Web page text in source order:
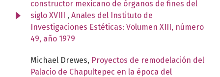
constructor mexicano de órganos de fines del
siglo XVIII , Anales del Instituto de
Investigaciones Estéticas: Volumen XIII, número
49, año 1979
Michael Drewes, Proyectos de remodelación del
Palacio de Chapultepec en la época del